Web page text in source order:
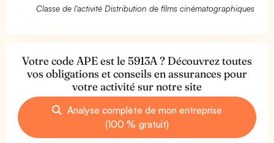
Classe de l'activité Distribution de films cinématographiques
Votre code APE est le 5913A ? Découvrez toutes
vos obligations et conseils en assurances pour
votre activité sur notre site
Analyse complète de mon entreprise
(100 % gratuit)